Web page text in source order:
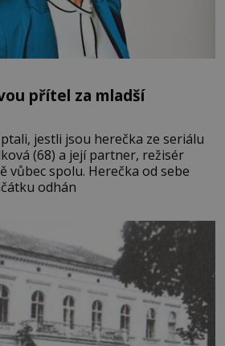
přítel za mladší
jestli jsou herečka ze seriálu
(68) a její partner, režisér
Herečka od sebe
odhán